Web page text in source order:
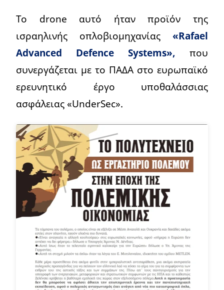
Το drone αυτό ήταν προϊόν της
ισραηλινής οπλοβιομηχανίας «Rafael
Advanced Defence Systems», που
συνεργάζεται με το ΠΑΔΑ στο ευρωπαϊκό
ερευνητικό έργο υποθαλάσσιας
ασφάλειας «UnderSec».